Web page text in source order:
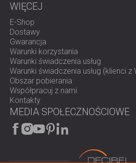
WIĘCEJ
E-Shop
Dostawy
Gwarancja
Warunki korzystania
Warunki świadczenia usług
Warunki świadczenia usług (klienci z
Obszar pobierania
Współpracuj z nami
Kontakty
MEDIA SPOŁECZNOŚCIOWE